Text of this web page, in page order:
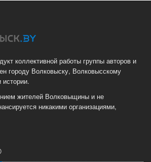
коллективной работы группы авторов и
городу Волковыску, Волковысскому
жителей Волковыщины и не
никакими организациями,